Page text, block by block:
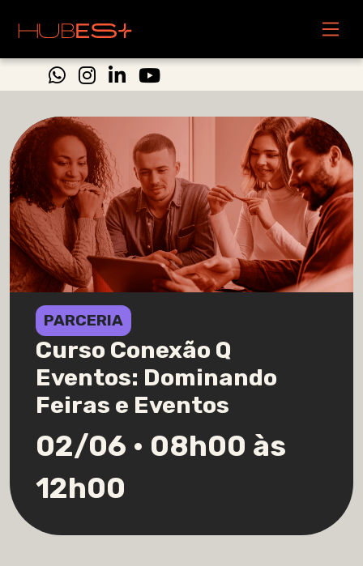
PARCERIA
Curso Conexão Q
Eventos: Dominando
Feiras e Eventos
02/06 • 08h00 às
12h00